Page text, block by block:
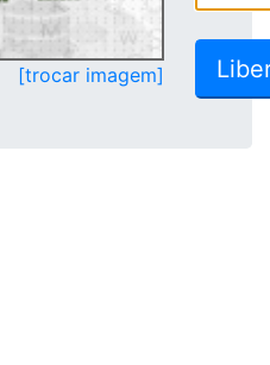
[trocar imagem]